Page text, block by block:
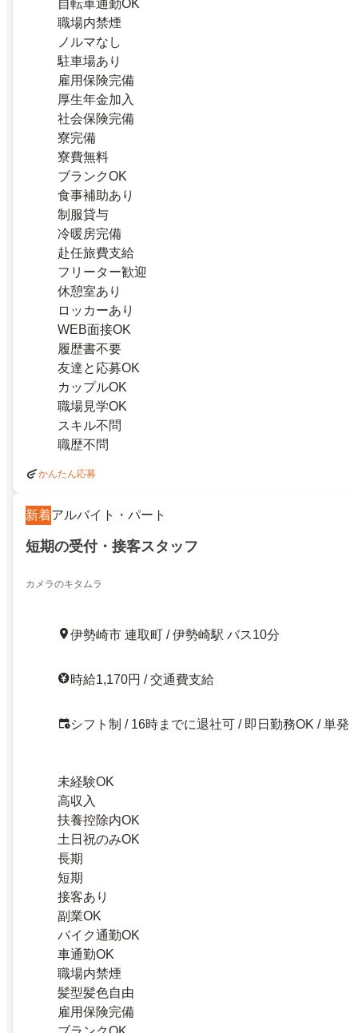
自転車通勤OK
職場内禁煙
ノルマなし
駐車場あり
雇用保険完備
厚生年金加入
社会保険完備
寮完備
寮費無料
ブランクOK
食事補助あり
制服貸与
冷暖房完備
赴任旅費支給
フリーター歓迎
休憩室あり
ロッカーあり
WEB面接OK
履歴書不要
友達と応募OK
カップルOK
職場見学OK
スキル不問
職歴不問
かんたん応募
新着アルバイト・パート
短期の受付・接客スタッフ
カメラのキタムラ
伊勢崎市 連取町 / 伊勢崎駅 バス10分
時給1,170円 / 交通費支給
シフト制 / 16時までに退社可 / 即日勤務OK / 単発
未経験OK
高収入
扶養控除内OK
土日祝のみOK
長期
短期
接客あり
副業OK
バイク通勤OK
車通勤OK
職場内禁煙
髪型髪色自由
雇用保険完備